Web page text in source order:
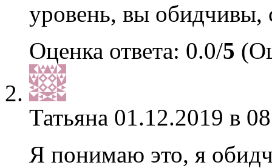
уровень, вы обидчивы,
Оценка ответа: 0.0/5
Татьяна 01.12.2019 в
Я понимаю это, я